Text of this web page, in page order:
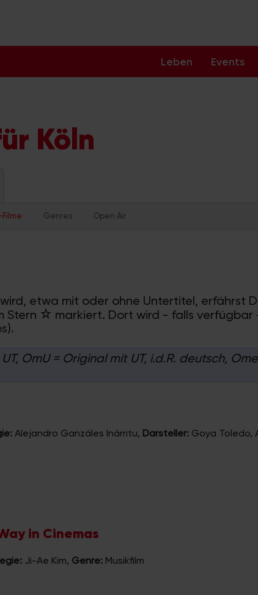
Leben Events
Köln
Filme Genres Open Air
etwa mit oder ohne Untertitel, erfährst
Stern
markiert. Dort wird - falls
OmU = Original mit UT, i.d.R. deutsch,
Alejandro Ganzáles Inárritu, Darsteller: Goya Toledo,
in Cinemas
Ji-Ae Kim, Genre: Musikfilm